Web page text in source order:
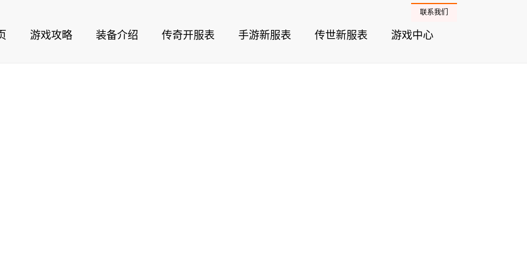
游戏攻略 装备介绍 传奇开服表 手游新服表 传世新服表 游戏中心
联系我们